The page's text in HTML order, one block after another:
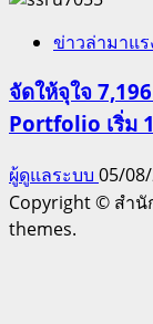
ข่าวล่ามาแร
จัดให้จุใจ
Portfolio เริ่ม
ผู้ดูแลระบบ 05/
Copyright © สำ
themes.